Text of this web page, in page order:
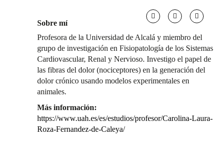
Sobre mí
Profesora de la Universidad de Alcalá y miembro del
grupo de investigación en Fisiopatología de los Sistemas
Cardiovascular, Renal y Nervioso. Investigo el papel de
las fibras del dolor (nociceptores) en la generación del
dolor crónico usando modelos experimentales en
animales.
Más información:
https://www.uah.es/es/estudios/profesor/Carolina-Laura-
Roza-Fernandez-de-Caleya/